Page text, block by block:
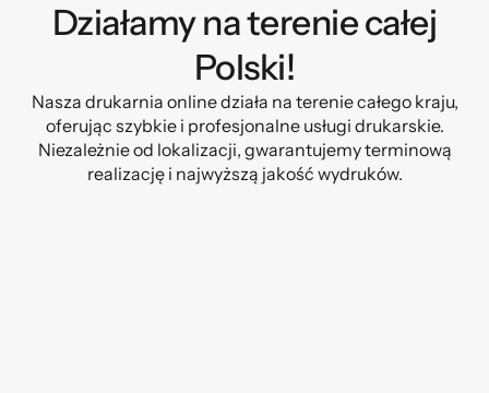
Działamy na terenie całej
Polski!
Nasza drukarnia online działa na terenie całego kraju,
oferując szybkie i profesjonalne usługi drukarskie.
Niezależnie od lokalizacji, gwarantujemy terminową
realizację i najwyższą jakość wydruków.